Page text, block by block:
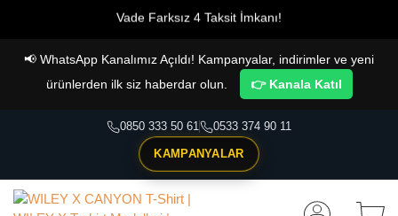
Vade Farksız 4 Taksit İmkanı!
📢 WhatsApp Kanalımız Açıldı! Kampanyalar, indirimler ve yeni
ürünlerden ilk siz haberdar olun.
👉 Kanala Katıl
0850 333 50 61 0533 374 90 11
KAMPANYALAR